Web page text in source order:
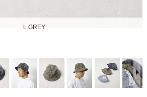
L.GREY